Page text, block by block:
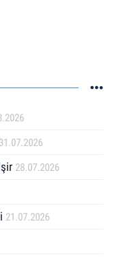
31.07.2026
28.07.2026
21.07.2026